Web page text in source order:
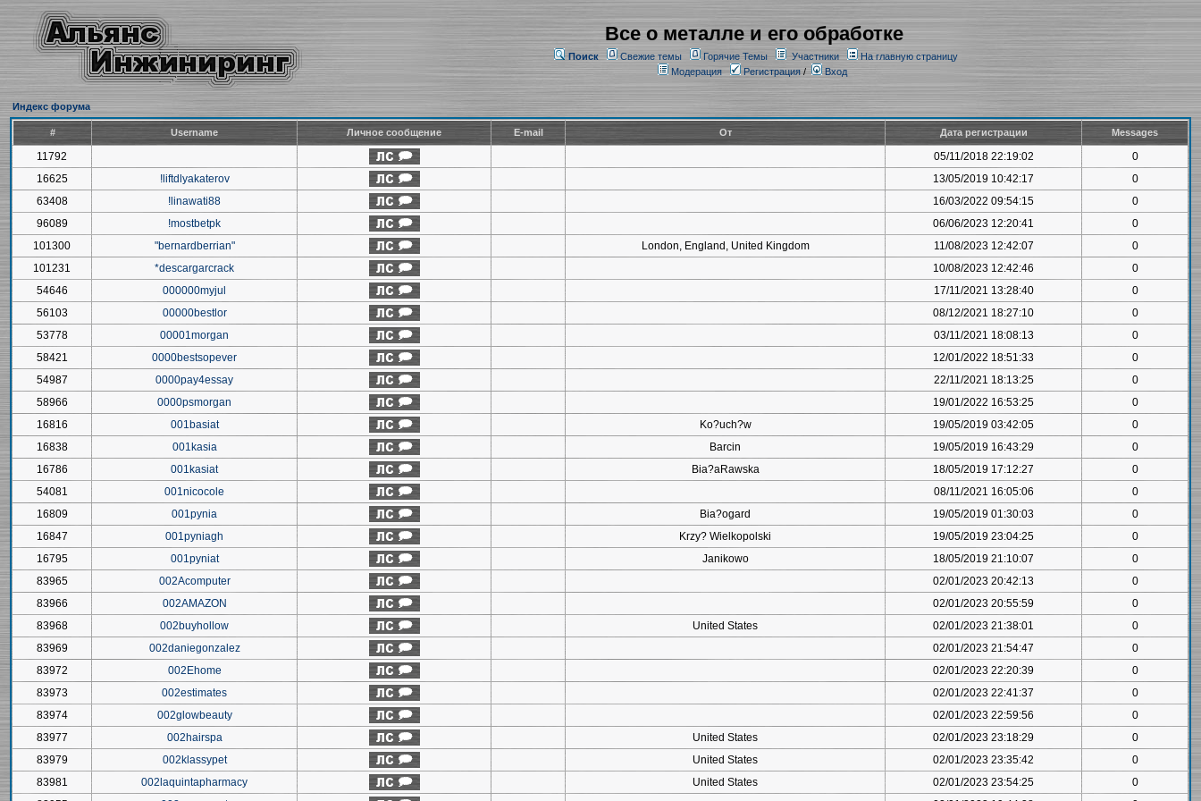
Все о металле и его обработке
Поиск Свежие темы Горячие Темы Участники
На главную страницу
Модерация
Регистрация/ Вход
Индекс форума
# Username Личное сообщение E-mail От Дата регистрации Messages
11792 05/11/2018 22:19:02
0
16625
!liftdlyakaterov 13/05/2019 10:42:17
0
63408
!linawati88 16/03/2022 09:54:15
0
96089
!mostbetpk 06/06/2023 12:20:41
0
101300
"bernardberrian" London, England, United Kingdom 11/08/2023 12:42:07
0
101231
*descargarcrack 10/08/2023 12:42:46
0
54646
000000myjul 17/11/2021 13:28:40
0
56103
00000bestlor 08/12/2021 18:27:10
0
53778
00001morgan 03/11/2021 18:08:13
0
58421
0000bestsopever 12/01/2022 18:51:33
0
54987
0000pay4essay 22/11/2021 18:13:25
0
58966
0000psmorgan 19/01/2022 16:53:25
0
16816
001basiat Ko?uch?w 19/05/2019 03:42:05
0
16838
001kasia Barcin 19/05/2019 16:43:29
0
16786
001kasiat Bia?aRawska 18/05/2019 17:12:27
0
54081
001nicocole 08/11/2021 16:05:06
0
16809
001pynia Bia?ogard 19/05/2019 01:30:03
0
16847
001pyniagh Krzy? Wielkopolski 19/05/2019 23:04:25
0
16795
001pyniat Janikowo 18/05/2019 21:10:07
0
83965
002Acomputer 02/01/2023 20:42:13
0
83966
002AMAZON 02/01/2023 20:55:59
0
83968
002buyhollow United States 02/01/2023 21:38:01
0
83969
002daniegonzalez 02/01/2023 21:54:47
0
83972
002Ehome 02/01/2023 22:20:39
0
83973
002estimates 02/01/2023 22:41:37
0
83974
002glowbeauty 02/01/2023 22:59:56
0
83977
002hairspa United States 02/01/2023 23:18:29
0
83979
002klassypet United States 02/01/2023 23:35:42
0
83981
002laquintapharmacy United States 02/01/2023 23:54:25
0